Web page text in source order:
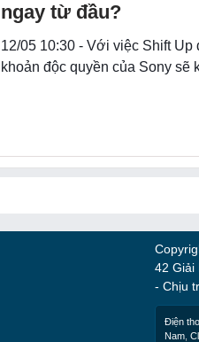
ngay từ đầu?
12/05 10:30 - Với việc Shift
khoản độc quyền của Sony sẽ
42 Giải
- Chịu
Điện
Nam